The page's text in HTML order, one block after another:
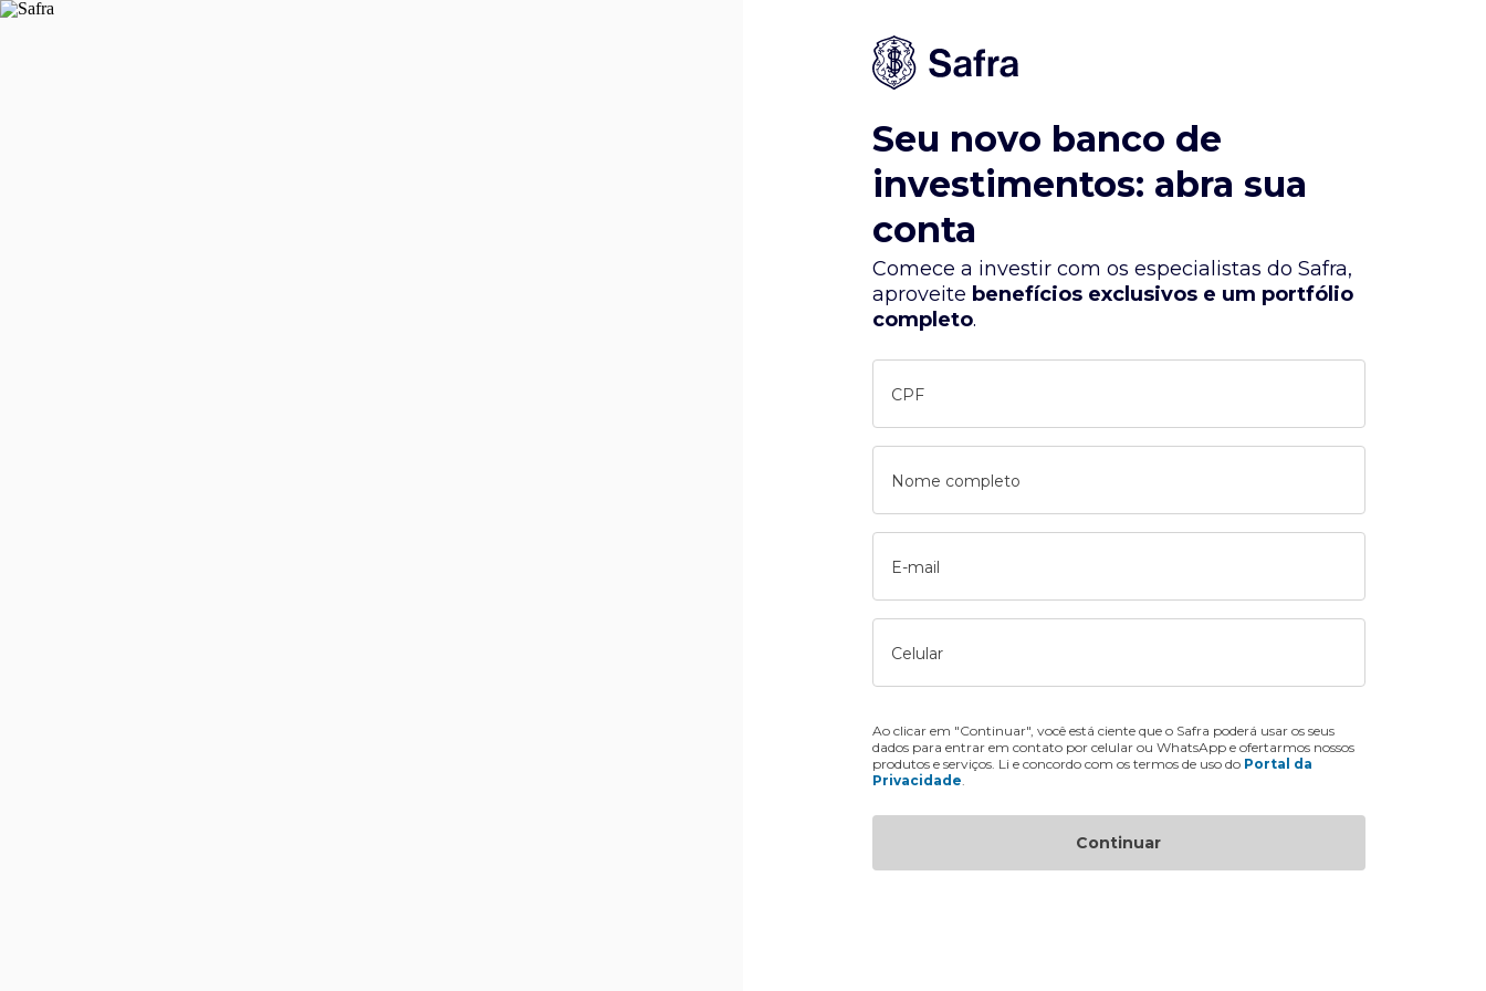
Seu novo banco de
investimentos: abra sua
conta
Comece a investir com os especialistas do Safra,
aproveite benefícios exclusivos e um portfólio
completo.
CPF
Nome completo
E-mail
Celular
Ao clicar em "Continuar", você está ciente que o Safra poderá usar os seus
dados para entrar em contato por celular ou WhatsApp e ofertarmos nossos
produtos e serviços. Li e concordo com os termos de uso do Portal da
Privacidade
Continuar